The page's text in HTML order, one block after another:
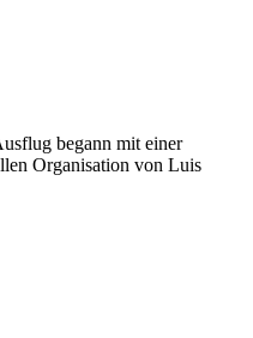
begann mit einer
Organisation von Luis